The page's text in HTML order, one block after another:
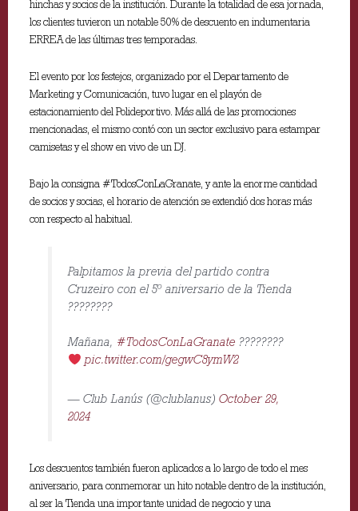
hinchas y socios de la institución. Durante la totalidad de esa jornada,
los clientes tuvieron un notable 50% de descuento en indumentaria
ERREA de las últimas tres temporadas.
El evento por los festejos, organizado por el Departamento de
Marketing y Comunicación, tuvo lugar en el playón de
estacionamiento del Polideportivo. Más allá de las promociones
mencionadas, el mismo contó con un sector exclusivo para estampar
camisetas y el show en vivo de un DJ.
Bajo la consigna #TodosConLaGranate, y ante la enorme cantidad
de socios y socias, el horario de atención se extendió dos horas más
con respecto al habitual.
Palpitamos la previa del partido contra
Cruzeiro con el 5º aniversario de la Tienda
????????
Mañana, #TodosConLaGranate ????????
pic.twitter.com/gegwC8ymW2
— Club Lanús (@clublanus) October 29,
2024
Los descuentos también fueron aplicados a lo largo de todo el mes
aniversario, para conmemorar un hito notable dentro de la institución,
al ser la Tienda una importante unidad de negocio y una